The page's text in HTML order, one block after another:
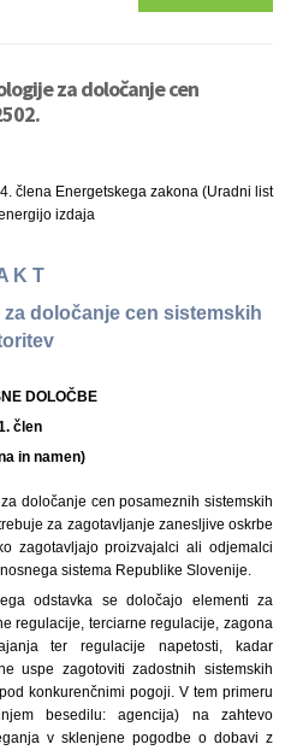
za določanje cen
člena Energetskega zakona (Uradni list
izdaja
K T
določanje cen sistemskih
DOLOČBE
člen
in namen)
določanje cen posameznih sistemskih
za zagotavljanje zanesljive oskrbe
zagotavljajo proizvajalci ali odjemalci
sistema Republike Slovenije.
odstavka se določajo elementi za
regulacije, terciarne regulacije, zagona
ter regulacije napetosti, kadar
uspe zagotoviti zadostnih sistemskih
konkurenčnimi pogoji. V tem primeru
besedilu: agencija) na zahtevo
v sklenjene pogodbe o dobavi z